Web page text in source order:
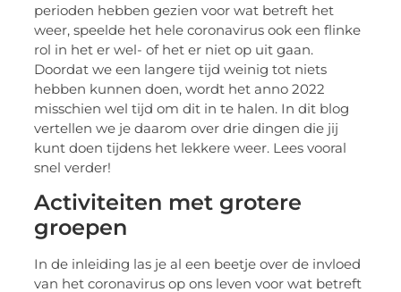
perioden hebben gezien voor wat betreft het
weer, speelde het hele coronavirus ook een flinke
rol in het er wel- of het er niet op uit gaan.
Doordat we een langere tijd weinig tot niets
hebben kunnen doen, wordt het anno 2022
misschien wel tijd om dit in te halen. In dit blog
vertellen we je daarom over drie dingen die jij
kunt doen tijdens het lekkere weer. Lees vooral
snel verder!
Activiteiten met grotere
groepen
In de inleiding las je al een beetje over de invloed
van het coronavirus op ons leven voor wat betreft